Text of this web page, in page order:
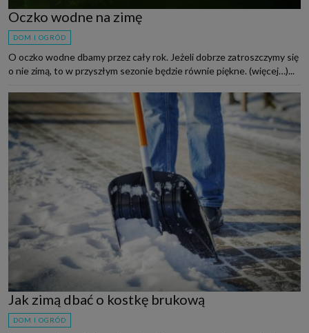
Oczko wodne na zimę
DOM I OGRÓD
O oczko wodne dbamy przez cały rok. Jeżeli dobrze zatroszczymy się
o nie zimą, to w przyszłym sezonie będzie równie piękne. (więcej…)...
Jak zimą dbać o kostkę brukową
DOM I OGRÓD